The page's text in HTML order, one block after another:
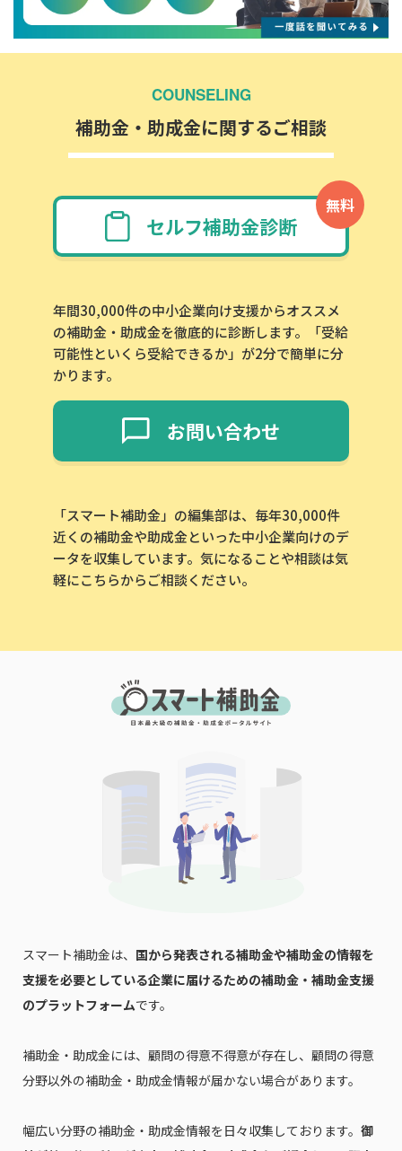
COUNSELING
補助金・助成金に関するご相談
無料
セルフ補助金診断
年間30,000件の中小企業向け支援からオススメ
の補助金・助成金を徹底的に診断します。「受給
可能性といくら受給できるか」が2分で簡単に分
かります。
お問い合わせ
「スマート補助金」の編集部は、毎年30,000件
近くの補助金や助成金といった中小企業向けのデ
ータを収集しています。気になることや相談は気
軽にこちらからご相談ください。
スマート補助金は、 国から発表される補助金や補助金の情報を
支援を必要としている企業に届けるための補助金・補助金支援
のプラットフォームです。
補助金・助成金には、顧問の得意不得意が存在し、顧問の得意
分野以外の補助金・助成金情報が届かない場合があります。
幅広い分野の補助金・助成金情報を日々収集しております。 御